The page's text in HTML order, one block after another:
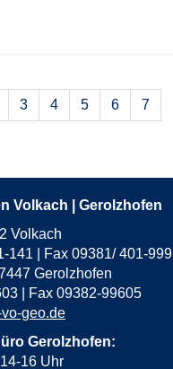
3 4 5 6 7
Volkach | Gerolzhofen
Volkach
141 | Fax 09381/ 401-999
Gerolzhofen
| Fax 09382-99605
geo.de
Gerolzhofen:
16 Uhr